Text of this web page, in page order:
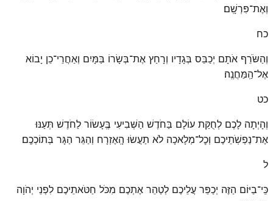
וְאֶת־פִּרְשָֽׁם׃
כח
וְהַשֹּׂרֵף אֹתָם יְכַבֵּס בְּגָדָיו וְרָחַץ אֶת־בְּשָׂרוֹ בַּמָּיִם וְאַחֲרֵי־כֵן יָבוֹא
אֶל־הַֽמַּחֲנֶֽה׃
כט
וְהָיְתָה לָכֶם לְחֻקַּת עוֹלָם בַּחֹדֶשׁ הַשְּׁבִיעִי בֶּֽעָשׂוֹר לַחֹדֶשׁ תְּעַנּוּ
אֶת־נַפְשֹֽׁתֵיכֶם וְכׇל־מְלָאכָה לֹא תַעֲשׂוּ הָֽאֶזְרָח וְהַגֵּר הַגָּר בְּתוֹכְכֶֽם׃
ל
כִּֽי־בַיּוֹם הַזֶּה יְכַפֵּר עֲלֵיכֶם לְטַהֵר אֶתְכֶם מִכֹּל חַטֹּאתֵיכֶם לִפְנֵי יְהֹוָה